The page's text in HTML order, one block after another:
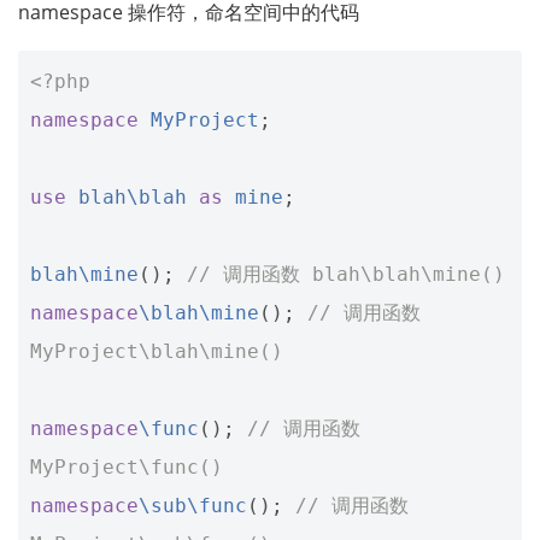
namespace 操作符，命名空间中的代码
<?php
namespace MyProject ;
use blah\blah as mine ;
blah\mine ();
// 调用函数 blah\blah\mine()
namespace\blah\mine ();
// 调用函数
MyProject\blah\mine()
namespace\func ();
// 调用函数
MyProject\func()
namespace\sub\func ();
// 调用函数